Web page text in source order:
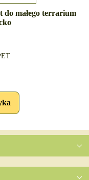
do małego terrarium